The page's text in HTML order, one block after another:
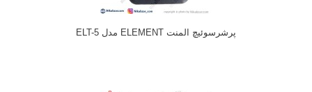
پرشرسوئیچ المنت ELEMENT مدل ELT-5